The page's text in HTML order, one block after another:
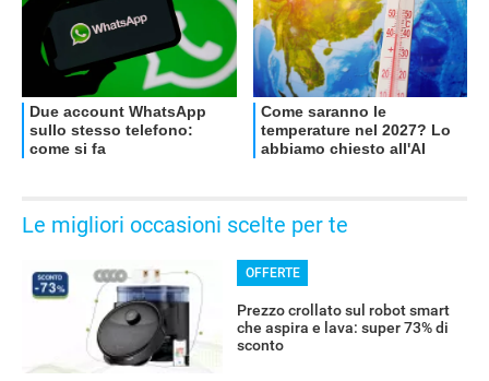
Le migliori occasioni scelte per te
OFFERTE
Prezzo crollato sul robot smart
che aspira e lava: super 73% di
sconto